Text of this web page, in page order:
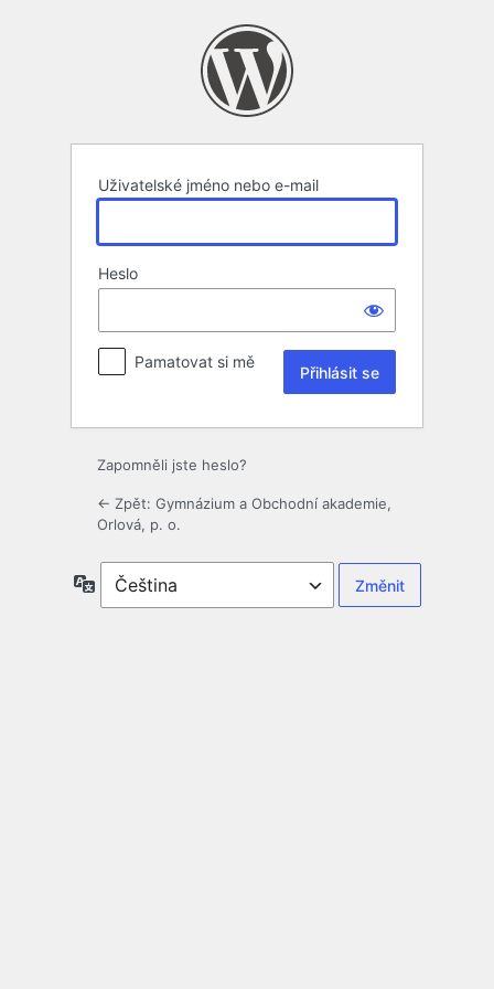
Uživatelské jméno nebo e-mail
Heslo
Pamatovat si mě
Zapomněli jste heslo?
← Zpět: Gymnázium a Obchodní akademie,
Orlová, p. o.
Jazyky